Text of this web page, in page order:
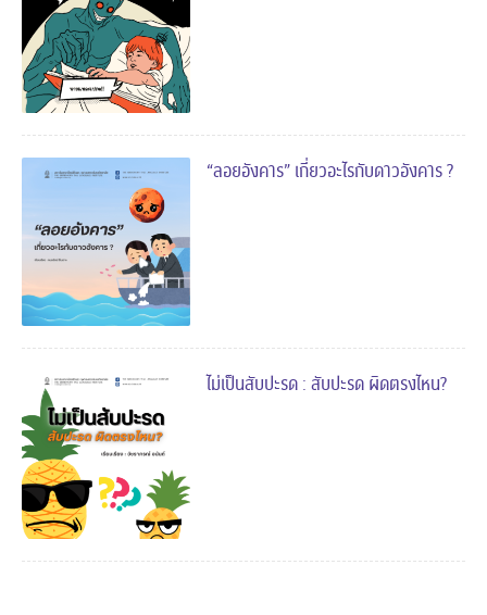
“ลอยอังคาร” เกี่ยวอะไรกับดาวอังคาร ?
ไม่เป็นสับปะรด : สับปะรด ผิดตรงไหน?